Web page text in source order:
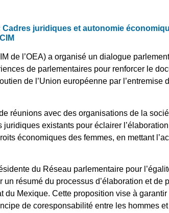
juridiques et autonomie
de l’OEA) a organisé un dialogue
de parlementaires pour renforcer le
de l’Union européenne par l’entremise
réunions avec des organisations de la
existants pour éclairer
économiques des femmes, en mettant
du Réseau parlementaire pour
résumé du processus d’élaboration et de
Mexique. Cette proposition vise à garantir
de coresponsabilité entre les hommes